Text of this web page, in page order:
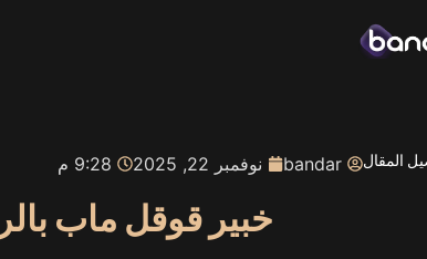
المقال bandar نوفمبر 22, 2025 9:28 م
خبير قوقل ماب